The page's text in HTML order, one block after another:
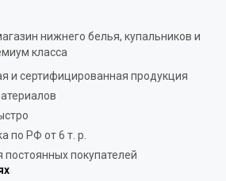
нижнего белья, купальников и
класса
и сертифицированная продукция
по РФ от 6 т. р.
постоянных покупателей